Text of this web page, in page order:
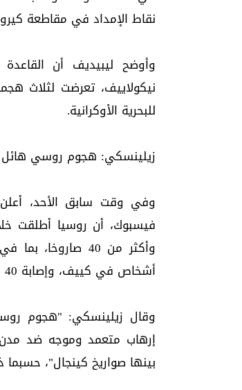
نقاط الإمداد في مقاطعة
وأوضح ليبيديف أن
نيكولاييف، تعرضت لثلاث
للبحرية الأوكرانية.
زيلينسكي: هجوم روسي هائل
وفي وقت سابق الأحد،
أشخاص في كييف، وإصابة 40 شخصا آخرين في جميع أنحاء أوكرانيا.
بينها صواريخ كينجال"، حسبما